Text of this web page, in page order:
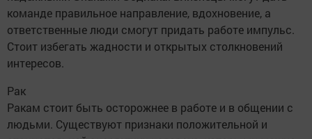
команде правильное направление, вдохновение, а
ответственные люди смогут придать работе импульс.
Стоит избегать жадности и открытых столкновений
интересов.
Рак
Ракам стоит быть осторожнее в работе и в общении с
людьми. Существуют признаки положительной и